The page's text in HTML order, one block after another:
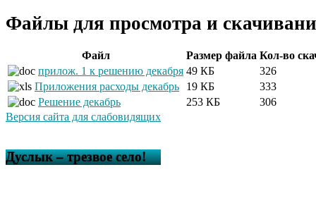
Файлы для просмотра и
Файл Размер файла Кол-во
прилож. 1 к решению декабря 49 КБ
326
Приложения расходы декабрь
19 КБ
333
Решение декабрь
253 КБ
306
Версия сайта для слабовидящих
Дуслык – трезвое село!